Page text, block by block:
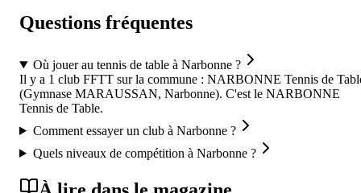
Questions fréquentes
Où jouer au tennis de table à Narbonne ?
Il y a 1 club FFTT sur la commune : NARBONNE Tennis de
(Gymnase MARAUSSAN, Narbonne). C'est le NARBONNE
Tennis de Table.
Comment essayer un club à Narbonne ?
Quels niveaux de compétition à Narbonne ?